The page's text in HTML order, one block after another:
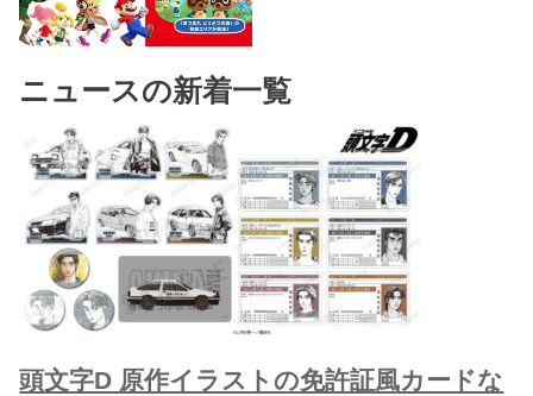
ニュースの新着一覧
頭文字D 原作イラストの免許証風カードな